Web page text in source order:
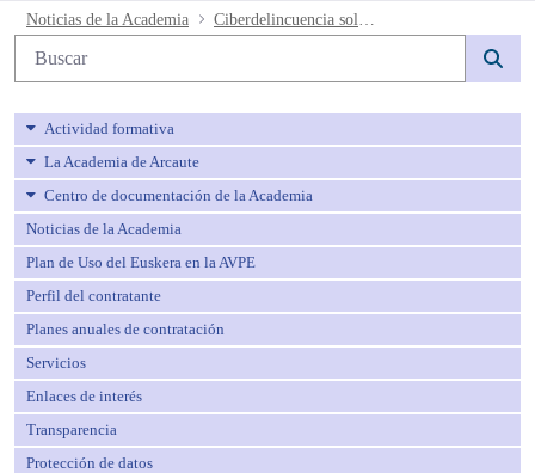
Ciberdelincuencia solicitudes
Noticias de la Academia
Búsqueda web
Actividad formativa
La Academia de Arcaute
Centro de documentación de la Academia
Noticias de la Academia
Plan de Uso del Euskera en la AVPE
Perfil del contratante
Planes anuales de contratación
Servicios
Enlaces de interés
Transparencia
Protección de datos